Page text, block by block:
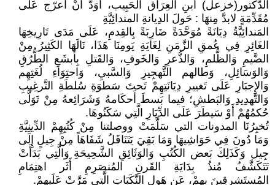
الدُّكتور(خزعل) أَبنِ العِرَاق الحَبِيب، أَوَدُّ أَنْ أُعرّج عَلَى
مُقَدِّمَةٍ لابدَّ مِنهَا : حَولَ الدِيانةِ المندائِيَّةِ
المَندائِيَّةُ دِيَانَةً مُوَحَّدَةً ضَارِبَةً بِالقِدمِ، عَلَى مَدَى تَارِيخِهَا
الغَائِرِ فِي عُمقِ الزَّمَنِ لِغَايَةِ يَومِنَا هَذَا، نَالَهَا الكَثِيرُ مِنْ
الضَّيمِ وَالظُّلمِ، وَالذُّعرِ وَالخَوفِ، وَالقَتلِ بِأَبشَعِ الطُّرُقِ
وَالوَسَائِلِ، وَطالهم التَّهجِيرِ وَالسَّبيِ، وَاحتِوَاءِ لُغَتِهِم
وَالإِجبَارِ عَلَى تَغييرِ دِيَانَتِهِمْ تَحتَ سَطوَةِ سُلطَةِ التَّرغِيبِ
وَالتَّهدِيدِ وَالبَطشِ؛ فيما بَسطَ أَحكَامهُ وَشَرَائِعهُ مِنْ تَوَلَّى
حُكمُهُمْ أَوْ سَيطَرَ عَلَى الدِّيَارِ الَّتِي سَكَنُوهَا.
تُخبِرُنَا المدونات التي سَلَّمَتْ ووصلتنا مِنْ كُتُبِهِمْ الدِّينِيَّةِ
وَمَا دُونَ فِي حَوَاشِيهَا وَمَا بَقِيَ يَتَنَاقَلُ شَفَاهَاً مِنْ جِيلٍ إِلَى
جِيل وَكَذَلِكَ بَعض الكُتُبِ وَالوَثَائِقِ الشَّحِيحَةِ وَالَّتِي بَدَأَتْ
تَتَكَشَّفُ مُنذُ بِدَايَةِ القَرنِ المُنصَرِمِ أَثَر اهتِمَامِ
المُستَشرِقِينَ بِهِمْ، عَن هَول النَّكَبَاتِ الَّتِي مَرَّتْ عَلَيهِمْ.